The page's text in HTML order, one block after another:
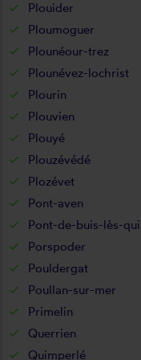
Plouider
Ploumoguer
Plounéour-trez
Plounévez-lochrist
Plourin
Plouvien
Plouyé
Plouzévédé
Plozévet
Pont-aven
Pont-de-buis-lès-
Porspoder
Pouldergat
Poullan-sur-mer
Primelin
Querrien
Quimperlé